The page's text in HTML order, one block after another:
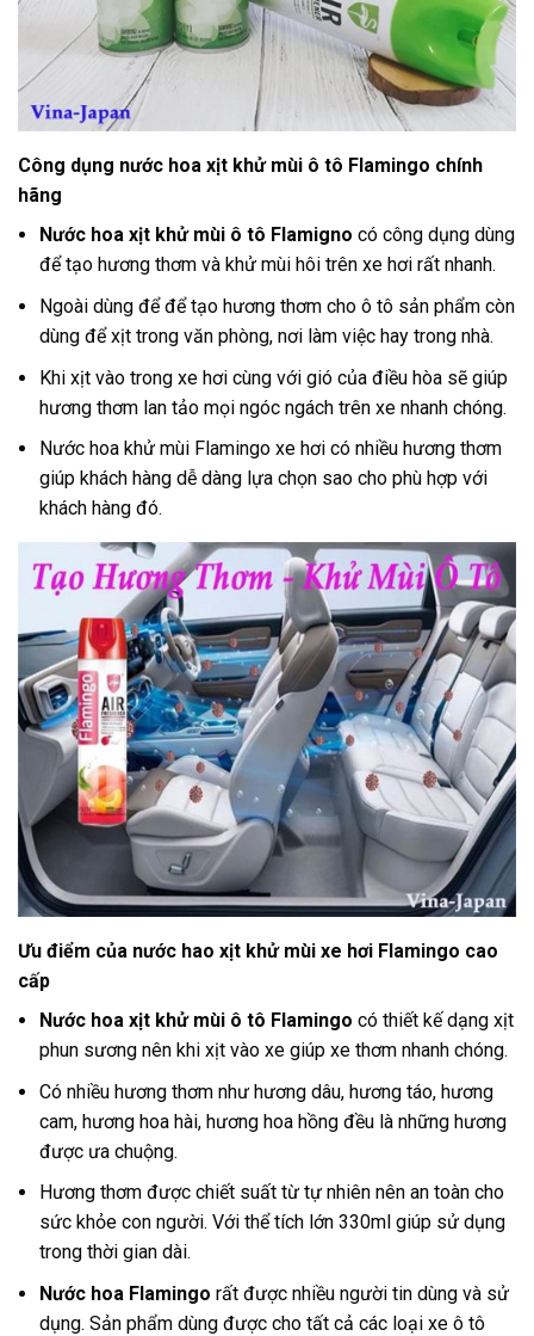
Công dụng nước hoa xịt khử mùi ô tô Flamingo chính
hãng
Nước hoa xịt khử mùi ô tô Flamigno có công dụng dùng
để tạo hương thơm và khử mùi hôi trên xe hơi rất nhanh.
Ngoài dùng để để tạo hương thơm cho ô tô sản phẩm còn
dùng để xịt trong văn phòng, nơi làm việc hay trong nhà.
Khi xịt vào trong xe hơi cùng với gió của điều hòa sẽ giúp
hương thơm lan tảo mọi ngóc ngách trên xe nhanh chóng.
Nước hoa khử mùi Flamingo xe hơi có nhiều hương thơm
giúp khách hàng dễ dàng lựa chọn sao cho phù hợp với
khách hàng đó.
Ưu điểm của nước hao xịt khử mùi xe hơi Flamingo cao
cấp
Nước hoa xịt khử mùi ô tô Flamingo có thiết kế dạng xịt
phun sương nên khi xịt vào xe giúp xe thơm nhanh chóng.
Có nhiều hương thơm như hương dâu, hương táo, hương
cam, hương hoa hài, hương hoa hồng đều là những hương
được ưa chuộng.
Hương thơm được chiết suất từ tự nhiên nên an toàn cho
sức khỏe con người. Với thể tích lớn 330ml giúp sử dụng
trong thời gian dài.
Nước hoa Flamingo rất được nhiều người tin dùng và sử
dụng. Sản phẩm dùng được cho tất cả các loại xe ô tô